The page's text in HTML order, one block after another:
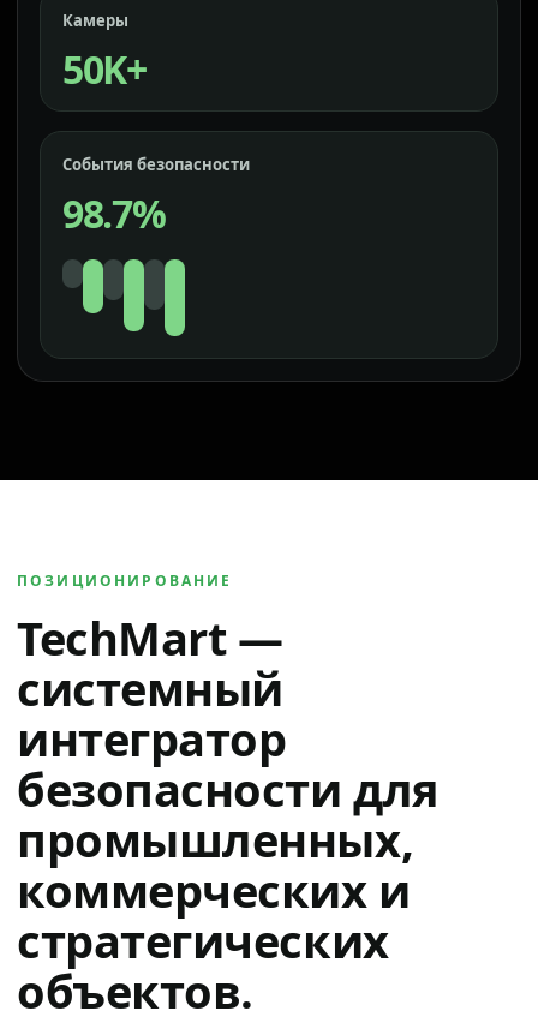
Камеры
50K+
События безопасности
98.7%
ПОЗИЦИОНИРОВАНИЕ
TechMart —
системный
интегратор
безопасности для
промышленных,
коммерческих и
стратегических
объектов.